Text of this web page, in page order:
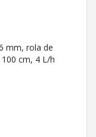
mm, rola de
cm, 4 L/h